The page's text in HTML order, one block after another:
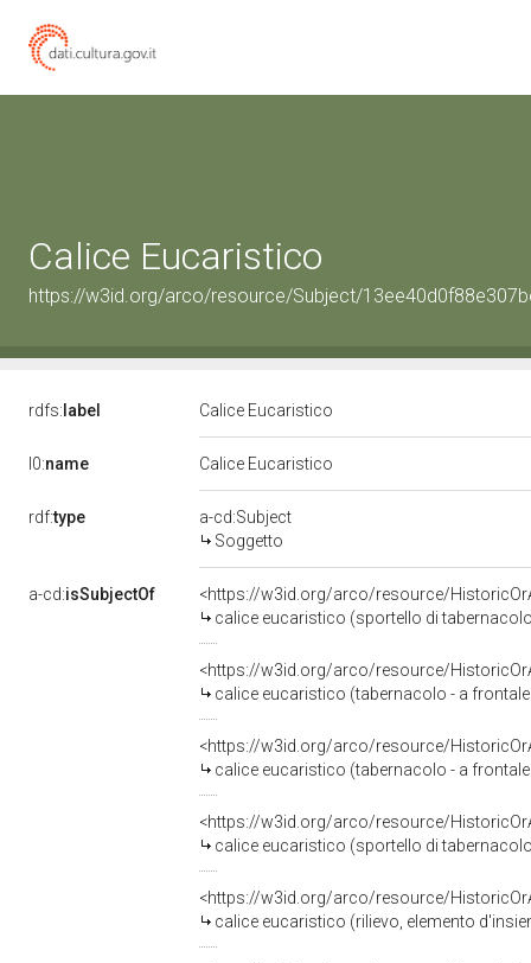
Calice Eucaristico
https://w3id.org/arco/resource/Subject/
rdfs: label Calice Eucaristico
l0:name Calice Eucaristico
rdf:type
a-cd:Subject
Soggetto
a-cd:isSubjectOf
<https://w3id.org/arco/resource/
calice eucaristico (sportello di
<https://w3id.org/arco/resource/
calice eucaristico (tabernacolo - a
<https://w3id.org/arco/resource/
calice eucaristico (tabernacolo - a
<https://w3id.org/arco/resource/
calice eucaristico (sportello di
<https://w3id.org/arco/resource/
calice eucaristico (rilievo, elemento